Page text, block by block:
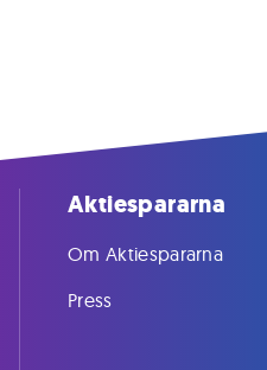
Aktiespararna
Om Aktiespararna
Press